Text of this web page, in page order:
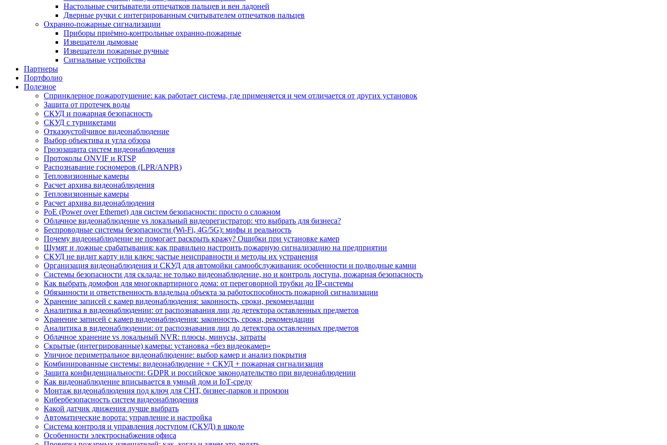
Настольные считыватели отпечатков пальцев и вен ладоней
Дверные ручки с интегрированным считывателем отпечатков пальцев
Охранно-пожарные сигнализации
Приборы приёмно-контрольные охранно-пожарные
Извещатели дымовые
Извещатели пожарные ручные
Сигнальные устройства
Партнеры
Портфолио
Полезное
Спринклерное пожаротушение: как работает система, где применяется и чем отличается от других установок
Защита от протечек воды
СКУД и пожарная безопасность
СКУД с турникетами
Отказоустойчивое видеонаблюдение
Выбор объектива и угла обзора
Грозозащита систем видеонаблюдения
Протоколы ONVIF и RTSP
Распознавание госномеров (LPR/ANPR)
Тепловизионные камеры
Расчет архива видеонаблюдения
Тепловизионные камеры
Расчет архива видеонаблюдения
PoE (Power over Ethernet) для систем безопасности: просто о сложном
Облачное видеонаблюдение vs локальный видеорегистратор: что выбрать для бизнеса?
Беспроводные системы безопасности (Wi-Fi, 4G/5G): мифы и реальность
Почему видеонаблюдение не помогает раскрыть кражу? Ошибки при установке камер
Шумят и ложные срабатывания: как правильно настроить пожарную сигнализацию на предприятии
СКУД не видит карту или ключ: частые неисправности и методы их устранения
Организация видеонаблюдения и СКУД для автомойки самообслуживания: особенности и подводные камни
Системы безопасности для склада: не только видеонаблюдение, но и контроль доступа, пожарная безопасность
Как выбрать домофон для многоквартирного дома: от переговорной трубки до IP-системы
Обязанности и ответственность владельца объекта за работоспособность пожарной сигнализации
Хранение записей с камер видеонаблюдения: законность, сроки, рекомендации
Аналитика в видеонаблюдении: от распознавания лиц до детектора оставленных предметов
Хранение записей с камер видеонаблюдения: законность, сроки, рекомендации
Аналитика в видеонаблюдении: от распознавания лиц до детектора оставленных предметов
Облачное хранение vs локальный NVR: плюсы, минусы, затраты
Скрытые (интегрированные) камеры: установка «без видеокамер»
Уличное периметральное видеонаблюдение: выбор камер и анализ покрытия
Комбинированные системы: видеонаблюдение + СКУД + пожарная сигнализация
Защита конфиденциальности: GDPR и российское законодательство при видеонаблюдении
Как видеонаблюдение вписывается в умный дом и IoT‑среду
Монтаж видеонаблюдения под ключ для СНТ, бизнес‑парков и промзон
Кибербезопасность систем видеонаблюдения
Какой датчик движения лучше выбрать
Автоматические ворота: управление и настройка
Система контроля и управления доступом (СКУД) в школе
Особенности электроснабжения офиса